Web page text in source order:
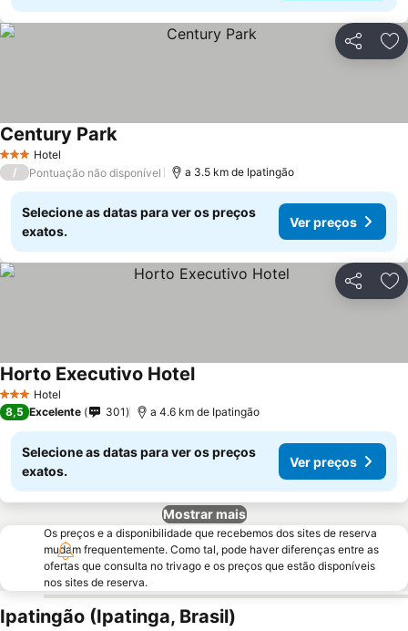
Partilhar
3 EstrelasHotel
Century ParkVer preços
/ Pontuação não disponível a 3.5 km de Ipatingão
Selecione as datas para ver os preços
exatos.
Ver preços
Partilhar
3 EstrelasHotel
Horto Executivo HotelVer preços
8,5 Excelente 301 a 4.6 km de Ipatingão
Selecione as datas para ver os preços
exatos.
Ver preços
Mostrar mais
Os preços e a disponibilidade que recebemos dos sites de reserva
mudam frequentemente. Como tal, pode haver diferenças entre as
ofertas que consulta no trivago e os preços que estão disponíveis
nos sites de reserva.
Ipatingão (Ipatinga, Brasil)